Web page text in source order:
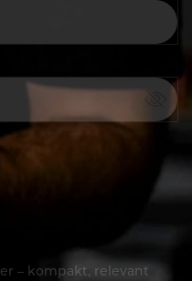
– kompakt, relevant